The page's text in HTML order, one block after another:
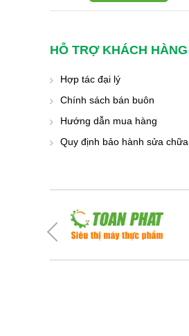
HỖ TRỢ KHÁCH HÀNG
Hợp tác đại lý
Chính sách bán buôn
Hướng dẫn mua hàng
Quy định bảo hành sửa chữa